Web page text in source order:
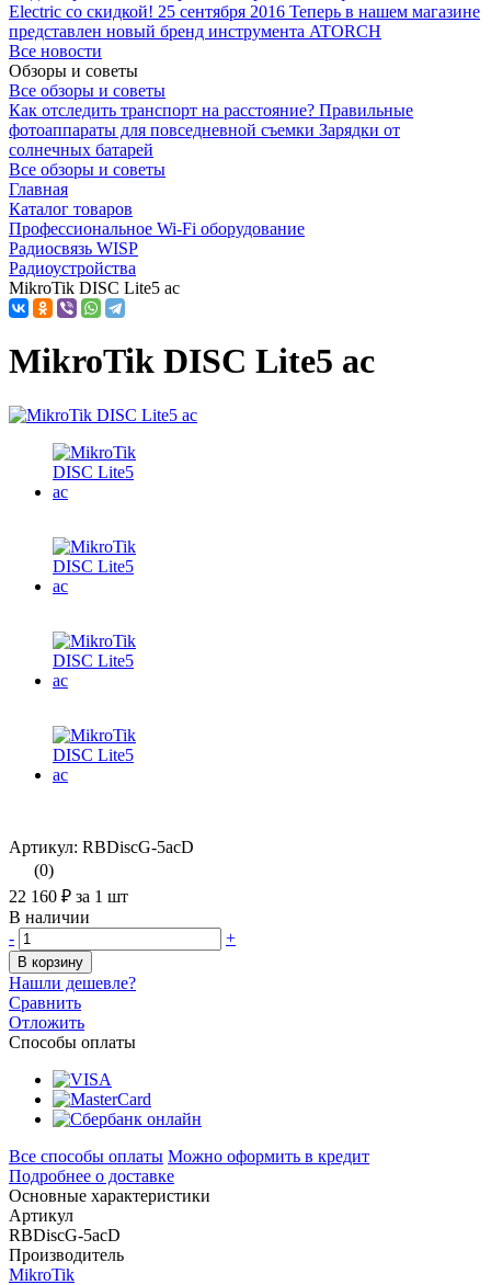
Electric со скидкой! 25 сентября 2016 Теперь в нашем магазине
представлен новый бренд инструмента ATORCH
Все новости
Обзоры и советы
Все обзоры и советы
Как отследить транспорт на расстояние? Правильные
фотоаппараты для повседневной съемки Зарядки от
солнечных батарей
Все обзоры и советы
Главная
Каталог товаров
Профессиональное Wi-Fi оборудование
Радиосвязь WISP
Радиоустройства
MikroTik DISC Lite5 ac
MikroTik DISC Lite5 ac
Артикул: RBDiscG-5acD
(0)
22 160 ₽ за 1 шт
В наличии
-
+
В корзину
Нашли дешевле?
Сравнить
Отложить
Способы оплаты
Все способы оплаты Можно оформить в кредит
Подробнее о доставке
Основные характеристики
Артикул
RBDiscG-5acD
Производитель
MikroTik